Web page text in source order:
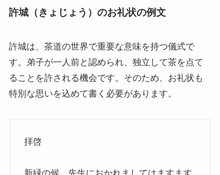
許城（きょじょう）のお礼状の例文
許城は、茶道の世界で重要な意味を持つ儀式で
す。弟子が一人前と認められ、独立して茶を点て
ることを許される機会です。そのため、お礼状も
特別な思いを込めて書く必要があります。
拝啓